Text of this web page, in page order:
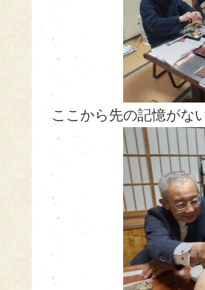
ここから先の記憶がな